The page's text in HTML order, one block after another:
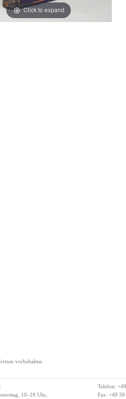
Click to expand
vorbehalten.
10–18 Uhr,
Telefon:
Fax: +49